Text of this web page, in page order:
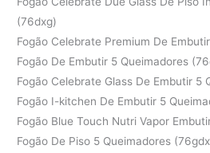
(76dxg)
Fogão Celebrate Premium De
Fogão De Embutir 5 Queimadores
Fogão Celebrate Glass De Embutir 5
Fogão I-kitchen De Embutir 5
Fogão Blue Touch Nutri Vapor
Fogão De Piso 5 Queimadores